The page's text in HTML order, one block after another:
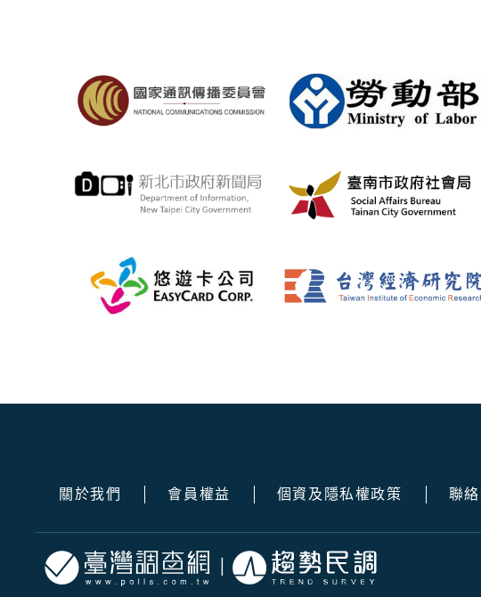
關於我們 會員權益 個資及隱私權政策 聯